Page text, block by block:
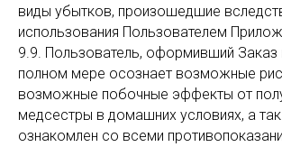
виды убытков, произошедшие
использования Пользователем
9.9. Пользователь, оформивший Заказ
полном мере осознает возможные
возможные побочные эффекты от
медсестры в домашних условиях, а
ознакомлен со всеми